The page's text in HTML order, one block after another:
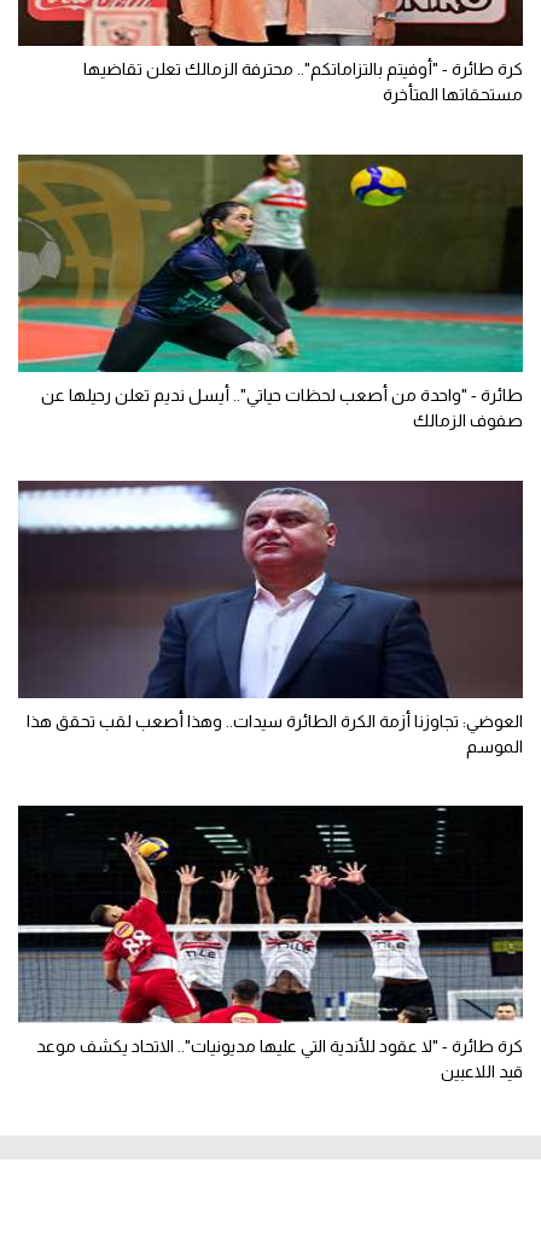
كرة طائرة - "أوفيتم بالتزاماتكم".. محترفة الزمالك تعلن تقاضيها
مستحقاتها المتأخرة
طائرة - "واحدة من أصعب لحظات حياتي".. أيسل نديم تعلن رحيلها عن
صفوف الزمالك
العوضي: تجاوزنا أزمة الكرة الطائرة سيدات.. وهذا أصعب لقب تحقق هذا
الموسم
كرة طائرة - "لا عقود للأندية التي عليها مديونيات".. الاتحاد يكشف موعد
قيد اللاعبين